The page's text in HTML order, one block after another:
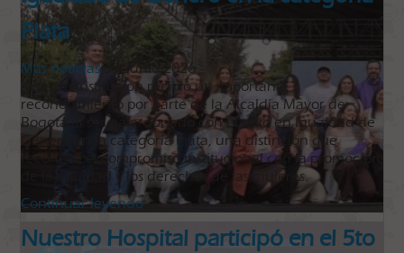
Plata
Más noticias
30 Junio 2026
Nuestra institución recibió un importante
reconocimiento por parte de la Alcaldía Mayor de
Bogotá al ser galardonado con el sello en Igualdad de
Género en la categoría Plata, una distinción que
reconoce el compromiso institucional con la promoción
de la equidad y los derechos de las mujeres.
Continuar leyendo
Nuestro Hospital participó en el 5to